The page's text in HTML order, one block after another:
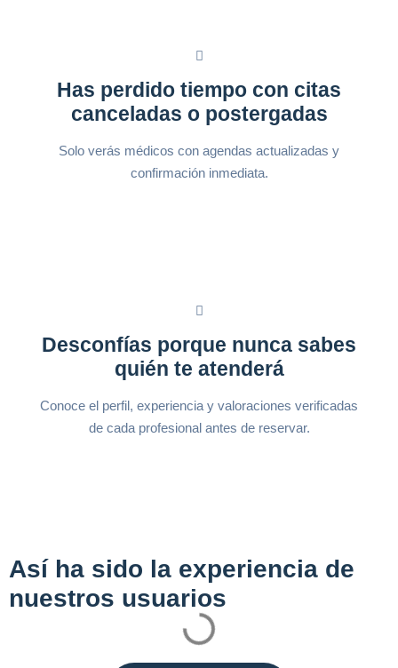
Has perdido tiempo con citas
canceladas o postergadas
Solo verás médicos con agendas actualizadas y
confirmación inmediata.
Desconfías porque nunca sabes
quién te atenderá
Conoce el perfil, experiencia y valoraciones verificadas
de cada profesional antes de reservar.
Así ha sido la experiencia de
nuestros usuarios